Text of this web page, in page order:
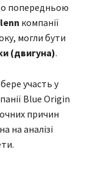
попередньою
компанії
могли бути
(двигуна).
участь у
Blue Origin
причин
на аналізі